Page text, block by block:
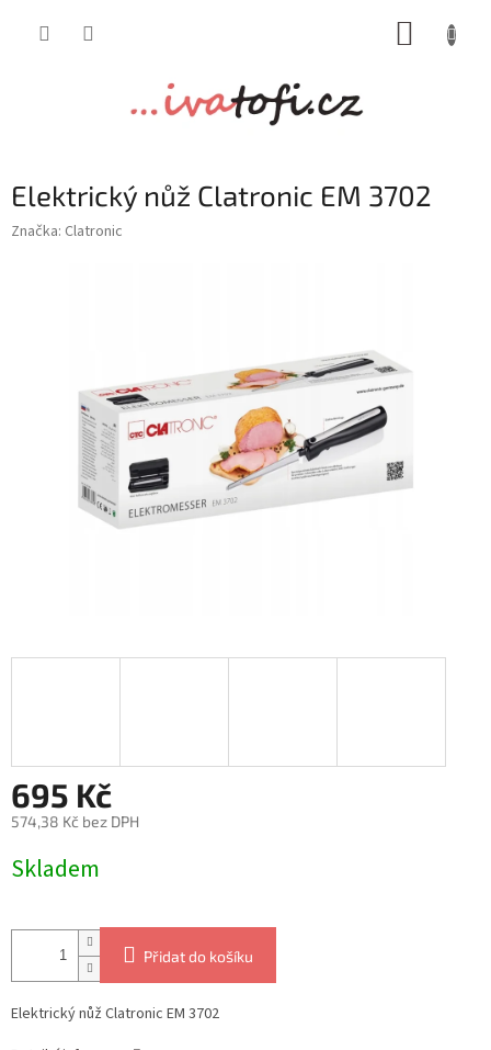
Elektrický nůž Clatronic EM 3702
Značka: Clatronic
695 Kč
574,38 Kč bez DPH
cena:
Skladem
Přidat do košíku
Elektrický nůž Clatronic EM 3702